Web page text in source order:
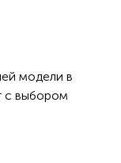
модели в
с выбором